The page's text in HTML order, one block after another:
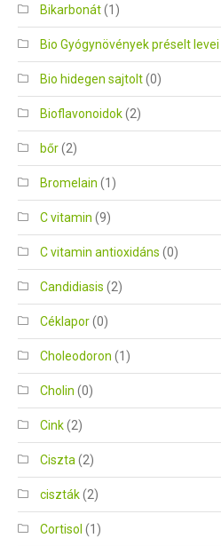
Bikarbonát(1)
Bio Gyógynövények préselt levei
Bio hidegen sajtolt(0)
Bioflavonoidok(2)
bőr(2)
Bromelain (1)
C vitamin (9)
C vitamin antioxidáns (0)
Candidiasis (2)
Céklapor(0)
Choleodoron (1)
Cholin (0)
Cink(2)
Ciszta (2)
ciszták(2)
Cortisol (1)